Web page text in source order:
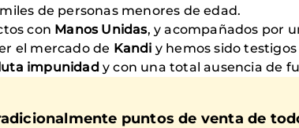
de personas menores de edad.
con Manos Unidas, y acompañados por
el mercado de Kandi y hemos sido
impunidad y con una total ausencia de
puntos de venta de